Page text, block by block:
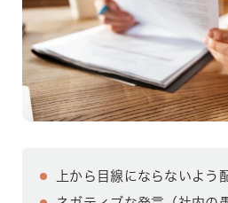
上から目線にならないよう